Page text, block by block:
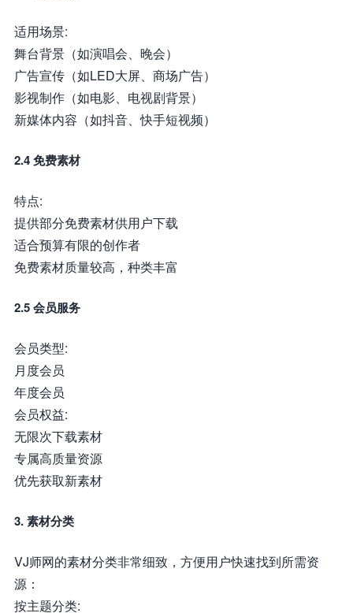
适用场景:
舞台背景（如演唱会、晚会）
广告宣传（如LED大屏、商场广告）
影视制作（如电影、电视剧背景）
新媒体内容（如抖音、快手短视频）
2.4 免费素材
特点:
提供部分免费素材供用户下载
适合预算有限的创作者
免费素材质量较高，种类丰富
2.5 会员服务
会员类型:
月度会员
年度会员
会员权益:
无限次下载素材
专属高质量资源
优先获取新素材
3. 素材分类
VJ师网的素材分类非常细致，方便用户快速找到所需资
源：
按主题分类: